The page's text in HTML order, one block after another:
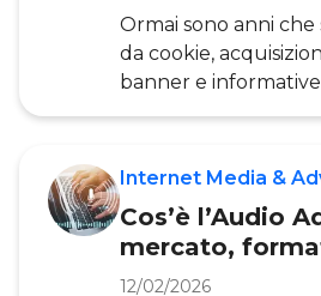
dell’impresa. In
entrano in gioco le
contribuiscono
realizzazione della
Ormai sono anni
da cookie,
banner e
Quando
e interazione può
“biscottini” sono
discussi, in seguito
dai diversi browser di
Internet Media &
Cos’è l’Audio
mercato,
12/02/2026